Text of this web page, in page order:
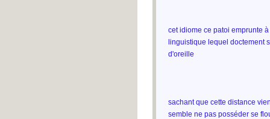
cet idiome ce patoi emprunte
linguistique lequel doctement
d'oreille
sachant que cette distance
semble ne pas posséder se